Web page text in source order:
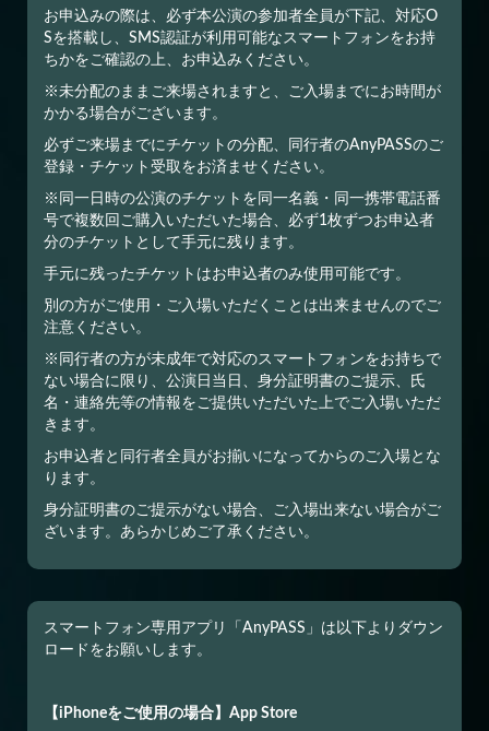
お申込みの際は、必ず本公演の参加者全員が下記、対応O
Sを搭載し、SMS認証が利用可能なスマートフォンをお持
ちかをご確認の上、お申込みください。
※未分配のままご来場されますと、ご入場までにお時間が
かかる場合がございます。
必ずご来場までにチケットの分配、同行者のAnyPASSのご
登録・チケット受取をお済ませください。
※同一日時の公演のチケットを同一名義・同一携帯電話番
号で複数回ご購入いただいた場合、必ず1枚ずつお申込者
分のチケットとして手元に残ります。
手元に残ったチケットはお申込者のみ使用可能です。
別の方がご使用・ご入場いただくことは出来ませんのでご
注意ください。
※同行者の方が未成年で対応のスマートフォンをお持ちで
ない場合に限り、公演日当日、身分証明書のご提示、氏
名・連絡先等の情報をご提供いただいた上でご入場いただ
きます。
お申込者と同行者全員がお揃いになってからのご入場とな
ります。
身分証明書のご提示がない場合、ご入場出来ない場合がご
ざいます。あらかじめご了承ください。
スマートフォン専用アプリ「AnyPASS」は以下よりダウン
ロードをお願いします。
【iPhoneをご使用の場合】App Store